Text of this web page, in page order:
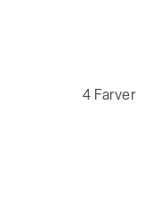
4 Farver